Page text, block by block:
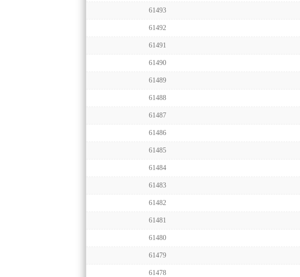
61493
61492
61491
61490
61489
61488
61487
61486
61485
61484
61483
61482
61481
61480
61479
61478